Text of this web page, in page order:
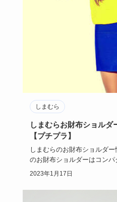
しまむら
しまむらお財布ショルダ
【プチプラ】
しまむらのお財布ショルダ
のお財布ショルダーはコンパ
かけの時に役だ…
2023年1月17日